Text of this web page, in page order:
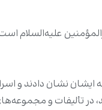
علیه‌السلام
نشان دادند و
تألیفات و